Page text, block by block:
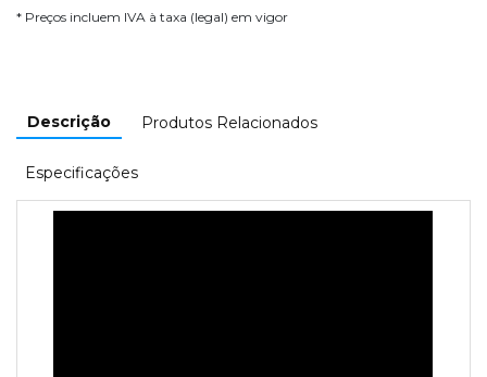
* Preços incluem IVA à taxa (legal) em vigor
Descrição Produtos Relacionados
Especificações